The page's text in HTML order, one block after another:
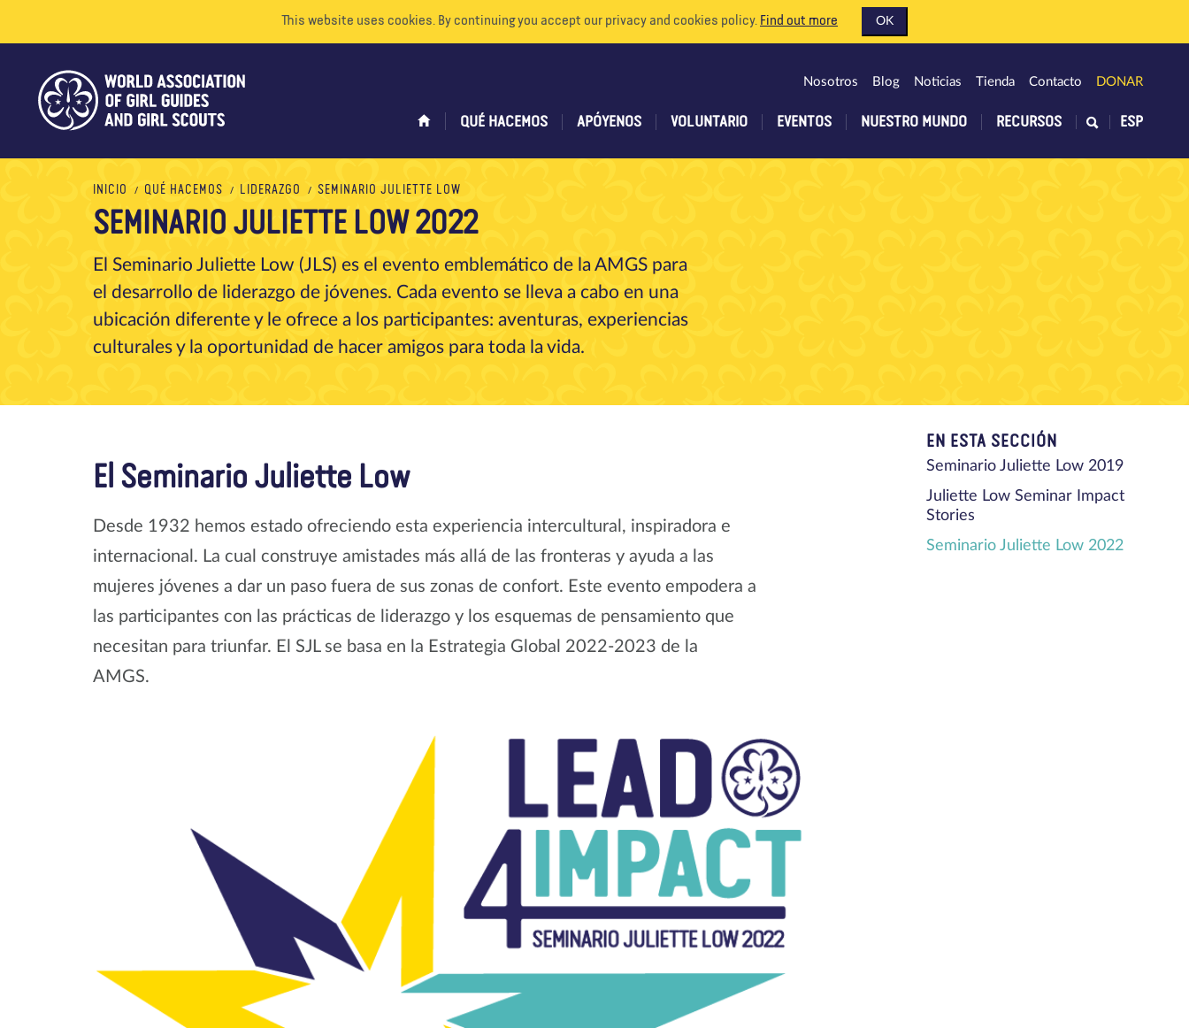
This website uses cookies. By continuing you accept our privacy and cookies policy. Find out more OK
QUÉ HACEMOS APÓYENOS VOLUNTARIO EVENTOS NUESTRO MUNDO RECURSOS
Nosotros Blog Noticias Tienda Contacto DONAR
ESP
INICIO QUÉ HACEMOS LIDERAZGO SEMINARIO JULIETTE LOW
SEMINARIO JULIETTE LOW 2022
El Seminario Juliette Low (JLS) es el evento emblemático de la AMGS para
el desarrollo de liderazgo de jóvenes. Cada evento se lleva a cabo en una
ubicación diferente y le ofrece a los participantes: aventuras, experiencias
culturales y la oportunidad de hacer amigos para toda la vida.
EN ESTA SECCIÓN
Seminario Juliette Low 2019
Juliette Low Seminar Impact
Stories
Seminario Juliette Low 2022
El Seminario Juliette Low
Desde 1932 hemos estado ofreciendo esta experiencia intercultural, inspiradora e
internacional. La cual construye amistades más allá de las fronteras y ayuda a las
mujeres jóvenes a dar un paso fuera de sus zonas de confort. Este evento empodera a
las participantes con las prácticas de liderazgo y los esquemas de pensamiento que
necesitan para triunfar. El SJL se basa en la Estrategia Global 2022-2023 de la
AMGS.